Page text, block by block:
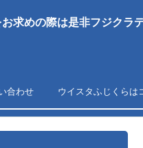
求めの際は是非フジクラ
合わせ ウイスタふじくらは